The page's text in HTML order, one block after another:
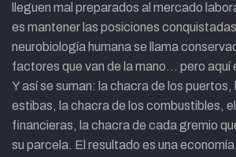
lleguen mal preparados al mercado
es mantener las posiciones
neurobiología humana se llama
factores que van de la mano… pero aquí
Y así se suman: la chacra de los puertos,
estibas, la chacra de los combustibles,
financieras, la chacra de cada gremio
su parcela. El resultado es una